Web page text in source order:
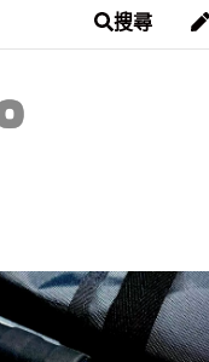
搜尋